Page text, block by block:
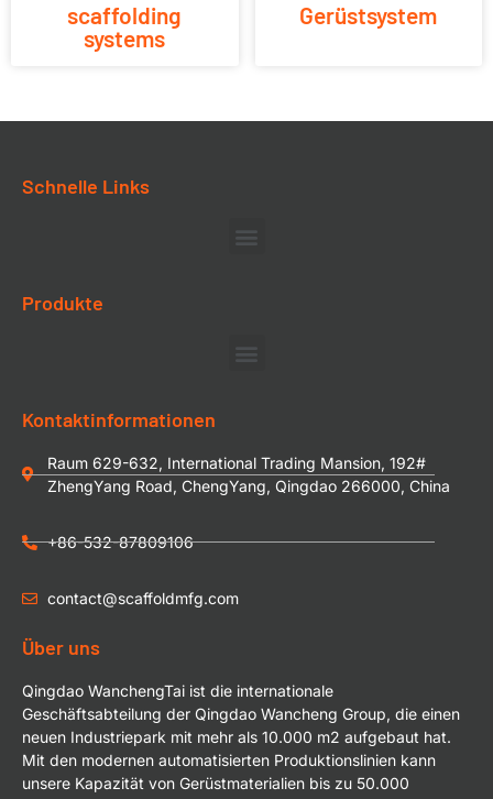
scaffolding
systems
Gerüstsystem
Schnelle Links
Produkte
Kontaktinformationen
Raum 629-632, International Trading Mansion, 192#
ZhengYang Road, ChengYang, Qingdao 266000, China
+86-532-87809106
contact@scaffoldmfg.com
Über uns
Qingdao WanchengTai ist die internationale
Geschäftsabteilung der Qingdao Wancheng Group, die einen
neuen Industriepark mit mehr als 10.000 m2 aufgebaut hat.
Mit den modernen automatisierten Produktionslinien kann
unsere Kapazität von Gerüstmaterialien bis zu 50.000